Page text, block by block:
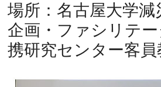
場所：名古屋大学
企画・ファシリテ
携研究センター客員